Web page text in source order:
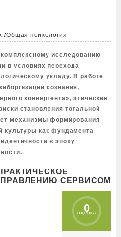
/Общая психология
исследованию
в условиях перехода
укладу. В работе
сознания,
конвергента», этические
становления тотальной
механизмы формирования
культуры как фундамента
в эпоху
СЕРВИСОМ
0
оценка